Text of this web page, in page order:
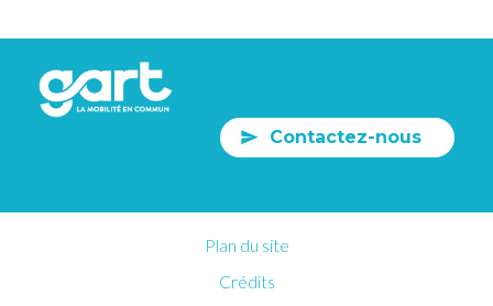
Contactez-nous
Plan du site
Crédits